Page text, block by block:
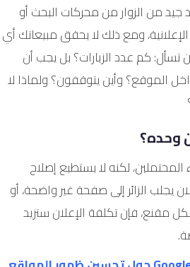
من الزوار من محركات البحث أو
ومع ذلك لا يحقق مبيعاتك أي
كم عدد الزيارات؟ بل يجب أن
الموقع؟ وأين يتوقفون؟ ولماذا لا
وحده؟
لكنه لا يستطيع إصلاح
يجلب الزائر إلى صفحة غير واضحة، أو
مقنع، فإن تكلفة الإعلان ستزيد